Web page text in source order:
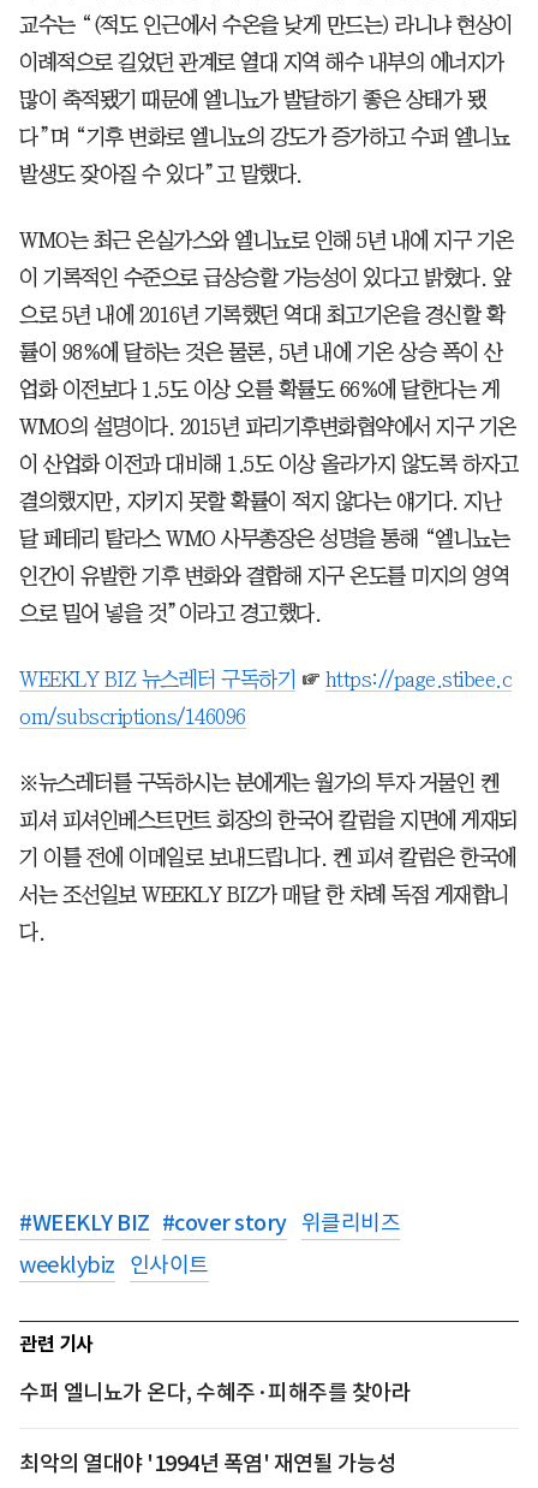
교수는 “(적도 인근에서 수온을 낮게 만드는) 라니냐 현상이
이례적으로 길었던 관계로 열대 지역 해수 내부의 에너지가
많이 축적됐기 때문에 엘니뇨가 발달하기 좋은 상태가 됐
다”며 “기후 변화로 엘니뇨의 강도가 증가하고 수퍼 엘니뇨
발생도 잦아질 수 있다”고 말했다.
WMO는 최근 온실가스와 엘니뇨로 인해 5년 내에 지구 기온
이 기록적인 수준으로 급상승할 가능성이 있다고 밝혔다. 앞
으로 5년 내에 2016년 기록했던 역대 최고기온을 경신할 확
률이 98%에 달하는 것은 물론, 5년 내에 기온 상승 폭이 산
업화 이전보다 1.5도 이상 오를 확률도 66%에 달한다는 게
WMO의 설명이다. 2015년 파리기후변화협약에서 지구 기온
이 산업화 이전과 대비해 1.5도 이상 올라가지 않도록 하자고
결의했지만, 지키지 못할 확률이 적지 않다는 얘기다. 지난
달 페테리 탈라스 WMO 사무총장은 성명을 통해 “엘니뇨는
인간이 유발한 기후 변화와 결합해 지구 온도를 미지의 영역
으로 밀어 넣을 것”이라고 경고했다.
WEEKLY BIZ 뉴스레터 구독하기 ☞ https://page.stibee.c
om/subscriptions/146096
※뉴스레터를 구독하시는 분에게는 월가의 투자 거물인 켄
피셔 피셔인베스트먼트 회장의 한국어 칼럼을 지면에 게재되
기 이틀 전에 이메일로 보내드립니다. 켄 피셔 칼럼은 한국에
서는 조선일보 WEEKLY BIZ가 매달 한 차례 독점 게재합니
다.
#WEEKLY BIZ #cover story 위클리비즈
weeklybiz
인사이트
관련 기사
수퍼 엘니뇨가 온다, 수혜주·피해주를 찾아라
최악의 열대야 '1994년 폭염' 재연될 가능성